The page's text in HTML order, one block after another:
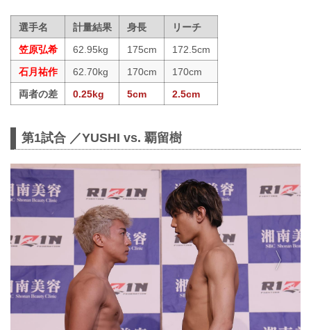
選手名 計量結果 身長
リーチ
笠原弘希
62.95kg 175cm
172.5cm
石月祐作
62.70kg 170cm
170cm
両者の差
0.25kg 5cm 2.5cm
第1試合 ／YUSHI vs. 覇留樹